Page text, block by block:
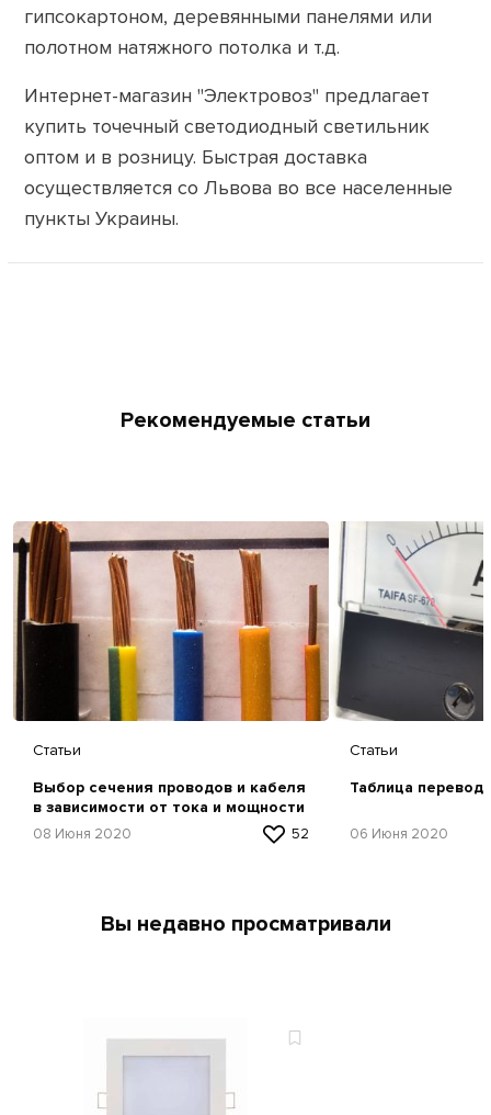
гипсокартоном, деревянными панелями или
полотном натяжного потолка и т.д.
Интернет-магазин "Электровоз" предлагает
купить точечный светодиодный светильник
оптом и в розницу. Быстрая доставка
осуществляется со Львова во все населенные
пункты Украины.
Рекомендуемые статьи
Статьи
Выбор сечения проводов и кабеля
в зависимости от тока и мощности
08 Июня 2020 52
Статьи
Таблица
06 Июня 2020
Вы недавно просматривали